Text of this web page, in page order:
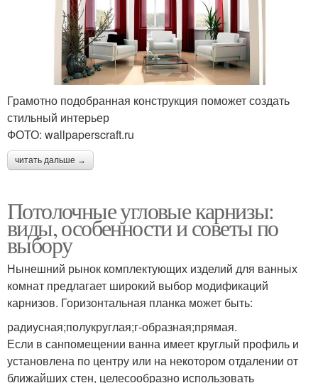
Грамотно подобранная конструкция поможет создать
стильный интерьер
ФОТО: wallpaperscraft.ru
читать дальше →
Потолочные угловые карнизы:
виды, особенности и советы по
выбору
Нынешний рынок комплектующих изделий для ванных
комнат предлагает широкий выбор модификаций
карнизов. Горизонтальная планка может быть:
радиусная;полукруглая;г-образная;прямая.
Если в санпомещении ванна имеет круглый профиль и
установлена по центру или на некотором отдалении от
ближайших стен, целесообразно использовать